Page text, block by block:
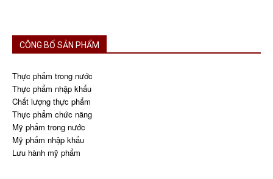
CÔNG BỐ SẢN PHẨM
Thực phẩm trong nước
Thực phẩm nhập khẩu
Chất lượng thực phẩm
Thực phẩm chức năng
Mỹ phẩm trong nước
Mỹ phẩm nhập khẩu
Lưu hành mỹ phẩm